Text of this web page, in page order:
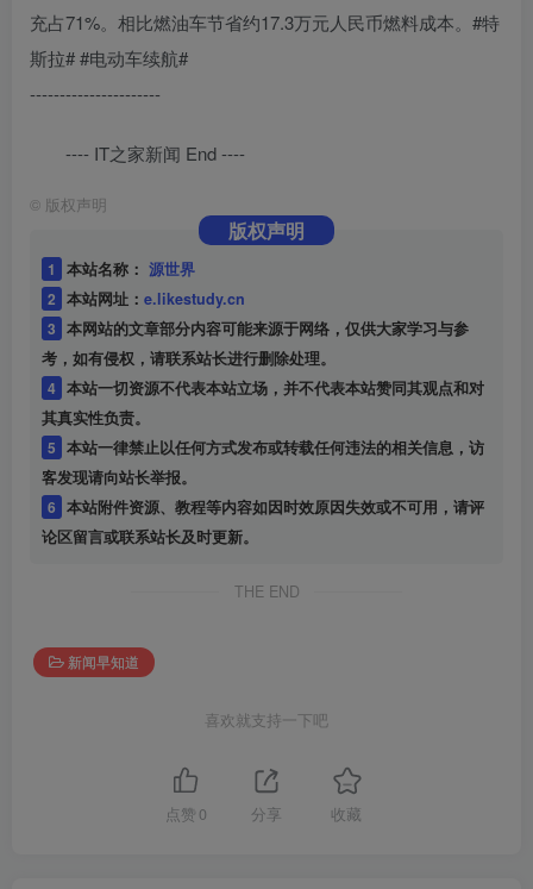
充占71%。相比燃油车节省约17.3万元人民币燃料成本。#特
斯拉# #电动车续航#
----------------------
---- IT之家新闻 End ----
© 版权声明
版权声明
1 本站名称： 源世界
2 本站网址： e.likestudy.cn
3 本网站的文章部分内容可能来源于网络，仅供大家学习与参
考，如有侵权，请联系站长进行删除处理。
4 本站一切资源不代表本站立场，并不代表本站赞同其观点和对
其真实性负责。
5 本站一律禁止以任何方式发布或转载任何违法的相关信息，访
客发现请向站长举报。
6 本站附件资源、教程等内容如因时效原因失效或不可用，请评
论区留言或联系站长及时更新。
THE END
新闻早知道
喜欢就支持一下吧
点赞 0 分享 收藏